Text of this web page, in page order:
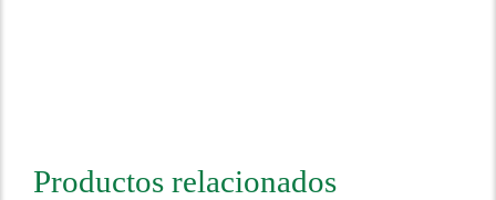
Productos relacionados